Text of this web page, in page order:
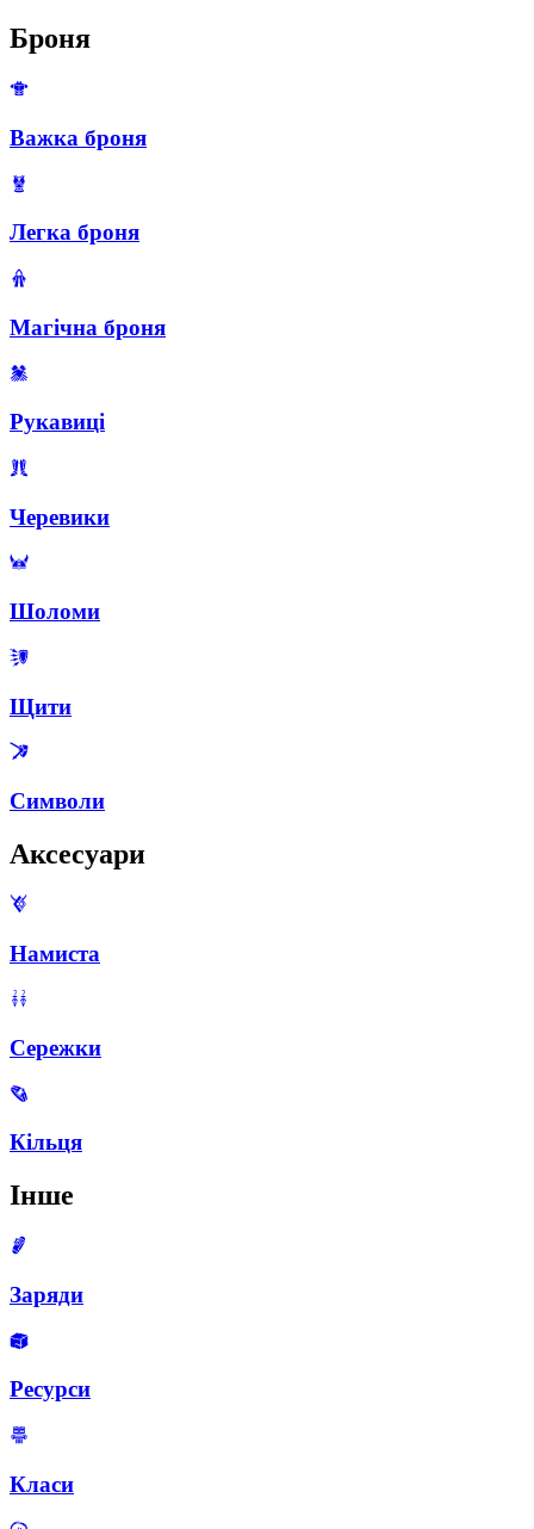
Броня
Важка броня
Легка броня
Магічна броня
Рукавиці
Черевики
Шоломи
Щити
Символи
Аксесуари
Намиста
Сережки
Кільця
Інше
Заряди
Ресурси
Класи